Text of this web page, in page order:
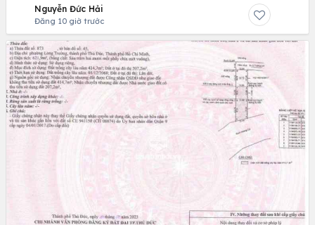
Nguyễn Đức Hải
Đăng 10 giờ trước